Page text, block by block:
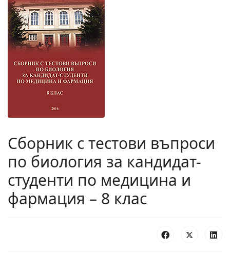
Сборник с тестови въпроси
по биология за кандидат-
студенти по медицина и
фармация – 8 клас